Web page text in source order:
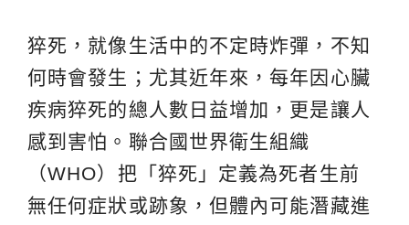
猝死，就像生活中的不定時炸彈，不知
何時會發生；尤其近年來，每年因心臟
疾病猝死的總人數日益增加，更是讓人
感到害怕。聯合國世界衛生組織
（WHO）把「猝死」定義為死者生前
無任何症狀或跡象，但體內可能潛藏進